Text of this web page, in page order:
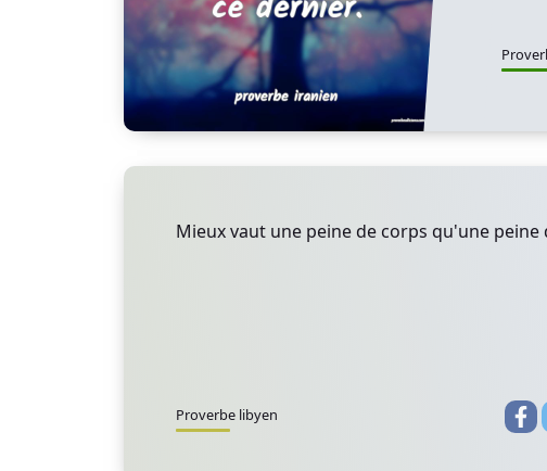
Mieux vaut une peine de corps qu'une peine
Proverbe libyen